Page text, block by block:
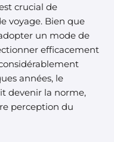
crucial de
voyage. Bien que
un mode de
efficacement
années, le
devenir la norme,
perception du